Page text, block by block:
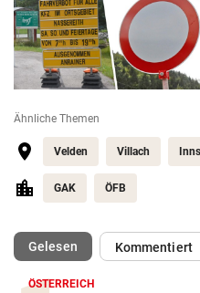
Ähnliche Themen
Velden Villach
GAK ÖFB
Gelesen(ausgewählt)Kommentiert
ÖSTERREICH